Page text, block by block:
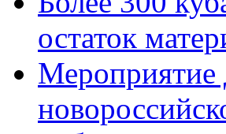
остаток
Мероприятие